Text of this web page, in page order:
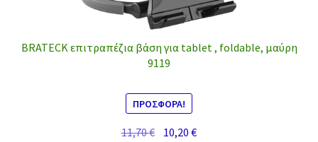
BRATECK επιτραπέζια βάση για tablet , foldable, μαύρη
9119
ΠΡΟΣΦΟΡΆ!
11,70€ Original
10,20€Η